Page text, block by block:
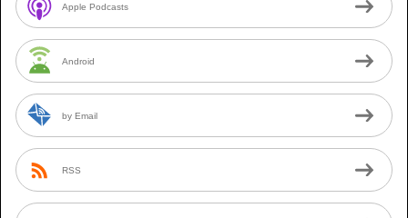
Apple Podcasts
Android
by Email
RSS